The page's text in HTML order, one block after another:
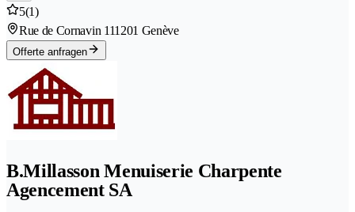
5(1)
Rue de Cornavin 111201 Genève
Offerte anfragen
B.Millasson Menuiserie Charpente
Agencement SA